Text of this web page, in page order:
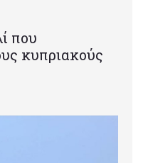
που
κυπριακούς